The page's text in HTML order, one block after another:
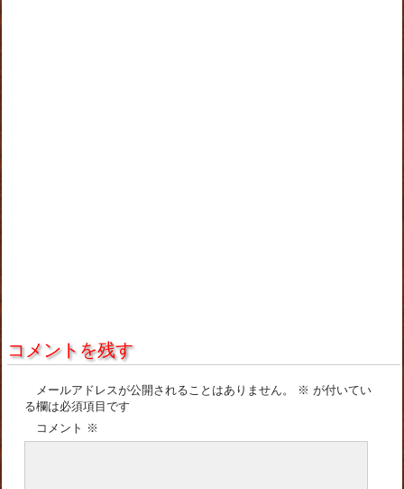
コメントを残す
メールアドレスが公開されることはありません。 ※ が付いてい
る欄は必須項目です
コメント ※